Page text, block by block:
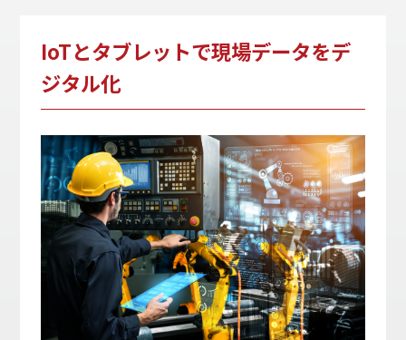
IoTとタブレットで現場データをデ
ジタル化